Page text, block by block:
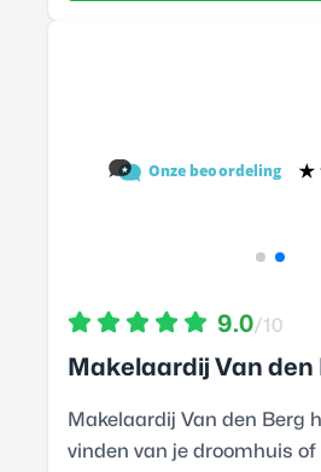
9.0/10
Makelaardij Van den
Makelaardij Van den Berg
vinden van je droomhuis of